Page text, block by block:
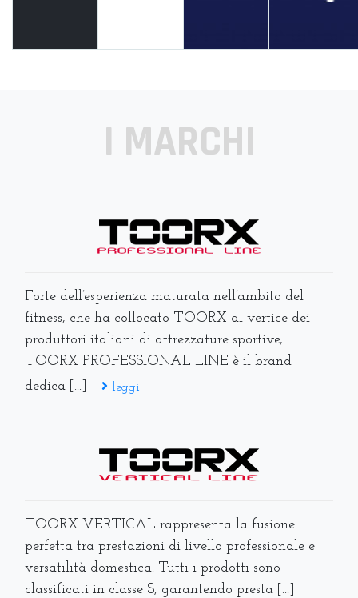
I MARCHI
Forte dell’esperienza maturata nell’ambito del
fitness, che ha collocato TOORX al vertice dei
produttori italiani di attrezzature sportive,
TOORX PROFESSIONAL LINE è il brand
dedica [...]
leggi
TOORX VERTICAL rappresenta la fusione
perfetta tra prestazioni di livello professionale e
versatilità domestica. Tutti i prodotti sono
classificati in classe S, garantendo presta [...]